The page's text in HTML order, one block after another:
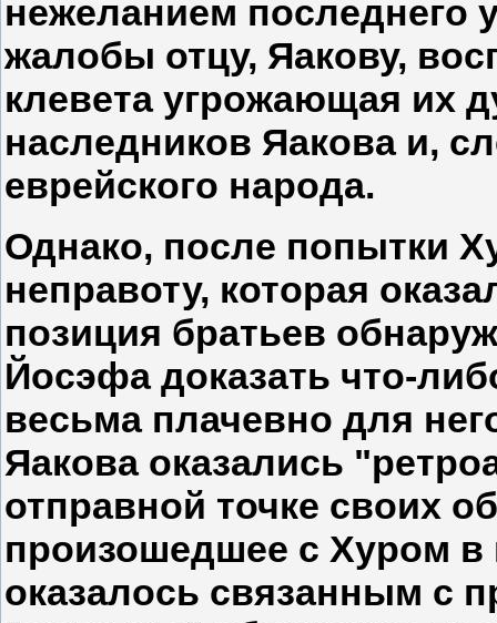
нежеланием последнего
жалобы отцу, Яакову,
клевета угрожающая их
наследников Яакова и,
еврейского народа.
Однако, после попытки
неправоту, которая
позиция братьев
Йосэфа доказать что-
весьма плачевно для
Яакова оказались
отправной точке своих
произошедшее с Хуром в
оказалось связанным с